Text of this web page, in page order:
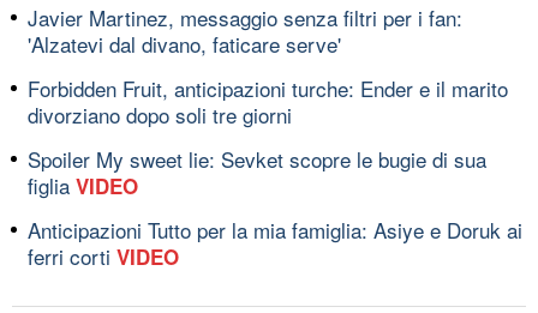
Javier Martinez, messaggio senza filtri per i fan:
'Alzatevi dal divano, faticare serve'
Forbidden Fruit, anticipazioni turche: Ender e il marito
divorziano dopo soli tre giorni
Spoiler My sweet lie: Sevket scopre le bugie di sua
figlia VIDEO
Anticipazioni Tutto per la mia famiglia: Asiye e Doruk ai
ferri corti VIDEO